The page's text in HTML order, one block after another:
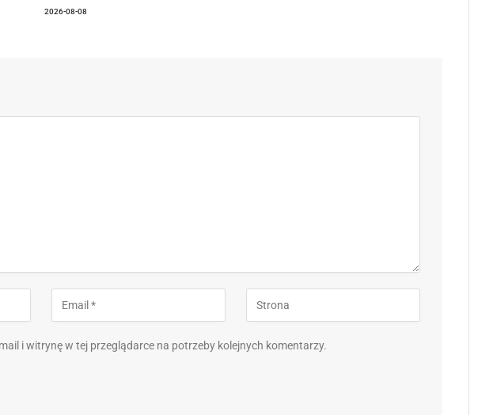
2026-08-08
i witrynę w tej przeglądarce na potrzeby kolejnych komentarzy.